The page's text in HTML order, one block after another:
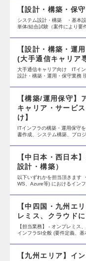
【設計・構築・保
システム設計・構築 ・基本設
単体/結合試験（案件により要
【設計・構築・運
(大手通信キャリア
大手通信キャリア向け ITイ
設計・構築・運用・保守業務
【構築/運用保守】
キャリア・サービ
け】
ITインフラの構築・運用保守
書作成、システム構築、プロ
【中日本・西日本
設計・構築）
以下いずれかを担当頂きます
WS、Azure等) におけるイン
【中四国・九州エ
レミス、クラウド
【担当業務】 - オンプレミス
インフラSI全般 (要件定義、基
【九州エリア】イ